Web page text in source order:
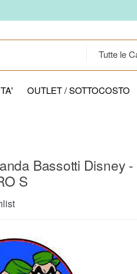
OUTLET / SOTTOCOSTO
Bassotti Disney -
S